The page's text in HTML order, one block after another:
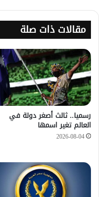
مقالات ذات صلة
رسميا.. ثالث أصغر دولة في
العالم تغير اسمها
2026-08-04